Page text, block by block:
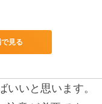
見る
いと思います。